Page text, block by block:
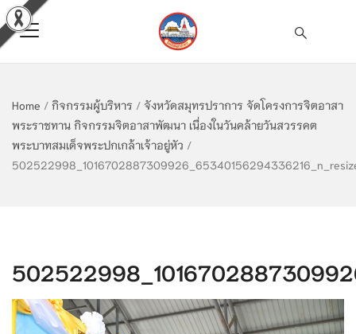
Home / กิจกรรมผู้บริหาร / จังหวัดสมุทรปราการ จัดโครงการจิตอาสา
พระราชทาน กิจกรรมจิตอาสาพัฒนา เนื่องในวันคล้ายวันสวรรคต
พระบาทสมเด็จพระปกเกล้าเจ้าอยู่หัว /